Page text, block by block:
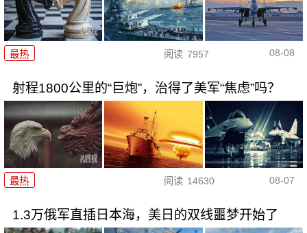
最热 阅读 7957 08-08
射程1800公里的“巨炮”，治得了美军“焦虑”吗？
最热 阅读 14630 08-07
1.3万俄军直插日本海，美日的双线噩梦开始了